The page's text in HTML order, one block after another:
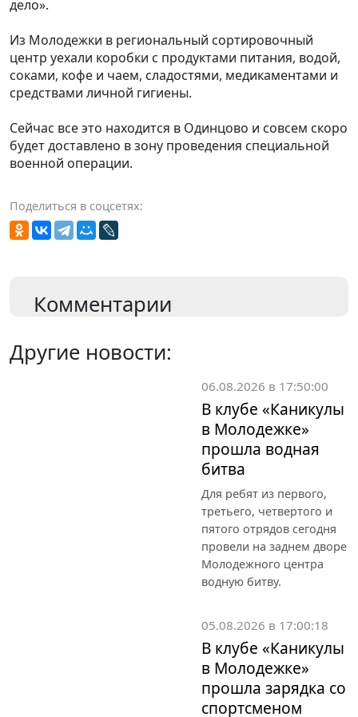
дело».
Из Молодежки в региональный сортировочный
центр уехали коробки с продуктами питания, водой,
соками, кофе и чаем, сладостями, медикаментами и
средствами личной гигиены.
Сейчас все это находится в Одинцово и совсем скоро
будет доставлено в зону проведения специальной
военной операции.
Поделиться в соцсетях:
Комментарии
Другие новости:
06.08.2026 в 17:50:00
В клубе «Каникулы
в Молодежке»
прошла водная
битва
Для ребят из первого,
третьего, четвертого и
пятого отрядов сегодня
провели на заднем дворе
Молодежного центра
водную битву.
05.08.2026 в 17:00:18
В клубе «Каникулы
в Молодежке»
прошла зарядка со
спортсменом